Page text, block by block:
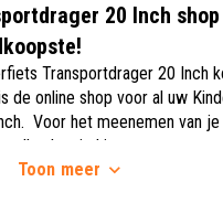
20 Inch shop
Transportdrager 20 Inch
de online shop voor al uw
Voor het meenemen van je
kun je kiezen voor een
assortiment hebben wij veel
Toon meer